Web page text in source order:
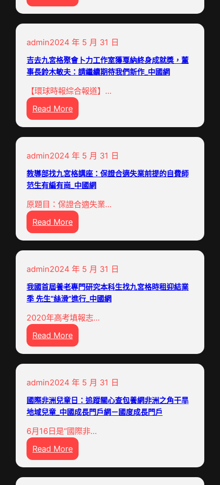
馬
卡
廷
中
學
“
友
查
甜
心
養
網
誼
傳
承
”
研
學
中
國
之
旅
_
中
網
返
鄉
業
為
村
落
復
興
獻
華
氣
力
_
中
國
網
去
格
會
議
浙
江
紹
興
千
年
黃
酒
的
新
尚
中
國
網
admin2024 年 5 月 31 日
吉去九宮格聚會卜力工作室獲戛納終身成就獎，董
事長鈴木敏夫：請繼續期待我們新作_中國網
【環球時報綜合報道】…
Read More:
吉
宮
格
聚
卜
力
工
作
獲
戛
納
終
身
成
獎
董
事
長
鈴
木
敏
夫
：
admin2024 年 5 月 31 日
教導部找九宮格講座：保證合適失業前提的自費師
范生有編有崗_中國網
原題目：保證合適失業…
Read More:
教
找
九
宮
講
座
：
保
合
適
失
業
前
提
自
admin2024 年 5 月 31 日
我國首屆養老專門研究本科生找九宮格時租迎結業
季 先生“絲滑”進行_中國網
2020年高考填報志…
Read More:
我
屆
養
老
門
研
究
本
admin2024 年 5 月 31 日
國際非洲兒童日：追蹤關心查包養網非洲之角干旱
地域兒童_中國成長門戶網－國度成長門戶
6月16日是“國際非…
Read More:
國